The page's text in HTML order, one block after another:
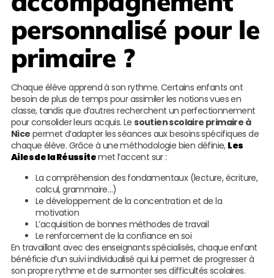
personnalisé pour le
primaire ?
Chaque élève apprend à son rythme. Certains enfants ont
besoin de plus de temps pour assimiler les notions vues en
classe, tandis que d’autres recherchent un perfectionnement
pour consolider leurs acquis. Lesoutien scolaire primaire à
Nice permet d’adapter les séances aux besoins spécifiques de
chaque élève. Grâce à une méthodologie bien définie, Les
Ailes de la Réussitemet l’accent sur :
La compréhension des fondamentaux (lecture, écriture,
calcul, grammaire…)
Le développement de la concentration et de la
motivation
L’acquisition de bonnes méthodes de travail
Le renforcement de la confiance en soi
En travaillant avec des enseignants spécialisés, chaque enfant
bénéficie d’un suivi individualisé qui lui permet de progresser à
son propre rythme et de surmonter ses difficultés scolaires.